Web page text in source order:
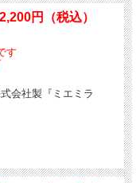
規格サイズの一番小さ
頭引渡しも可能です。
前に電話にて在庫を確
円（税込）
す
会社製『ミエミラ